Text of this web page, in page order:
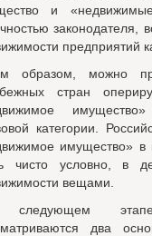
и
законодателя,
предприятий
образом, можно
стран
категории.
имущество» в
чисто условно, в
вещами.
этапе
два